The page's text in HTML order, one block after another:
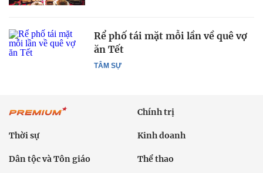
TÂM SỰ
Rể phố tái mặt mỗi lần về quê vợ
ăn Tết
Chính trị
Thời sự Kinh doanh
Dân tộc và Tôn giáo Thể thao